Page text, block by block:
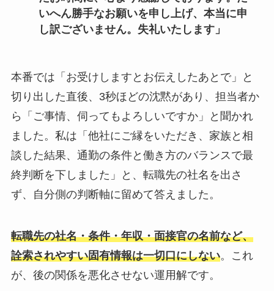
いへん勝手なお願いを申し上げ、本当に申
し訳ございません。失礼いたします」
本番では「お受けしますとお伝えしたあとで」と
切り出した直後、3秒ほどの沈黙があり、担当者か
ら「ご事情、伺ってもよろしいですか」と聞かれ
ました。私は「他社にご縁をいただき、家族と相
談した結果、通勤の条件と働き方のバランスで最
終判断を下しました」と、転職先の社名を出さ
ず、自分側の判断軸に留めて答えました。
転職先の社名・条件・年収・面接官の名前など、
詮索されやすい固有情報は一切口にしない。これ
が、後の関係を悪化させない運用解です。